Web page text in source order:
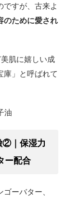
ですが、古来よ
のために愛され
肌に嬉しい成
庫」と呼ばれて
油
②｜保湿力
ー配合
ーバター、